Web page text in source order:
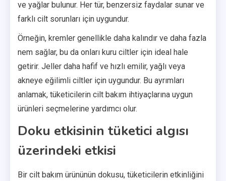
ve yağlar bulunur. Her tür, benzersiz faydalar sunar ve
farklı cilt sorunları için uygundur.
Örneğin, kremler genellikle daha kalındır ve daha fazla
nem sağlar, bu da onları kuru ciltler için ideal hale
getirir. Jeller daha hafif ve hızlı emilir, yağlı veya
akneye eğilimli ciltler için uygundur. Bu ayrımları
anlamak, tüketicilerin cilt bakım ihtiyaçlarına uygun
ürünleri seçmelerine yardımcı olur.
Doku etkisinin tüketici algısı
üzerindeki etkisi
Bir cilt bakım ürününün dokusu, tüketicilerin etkinliğini